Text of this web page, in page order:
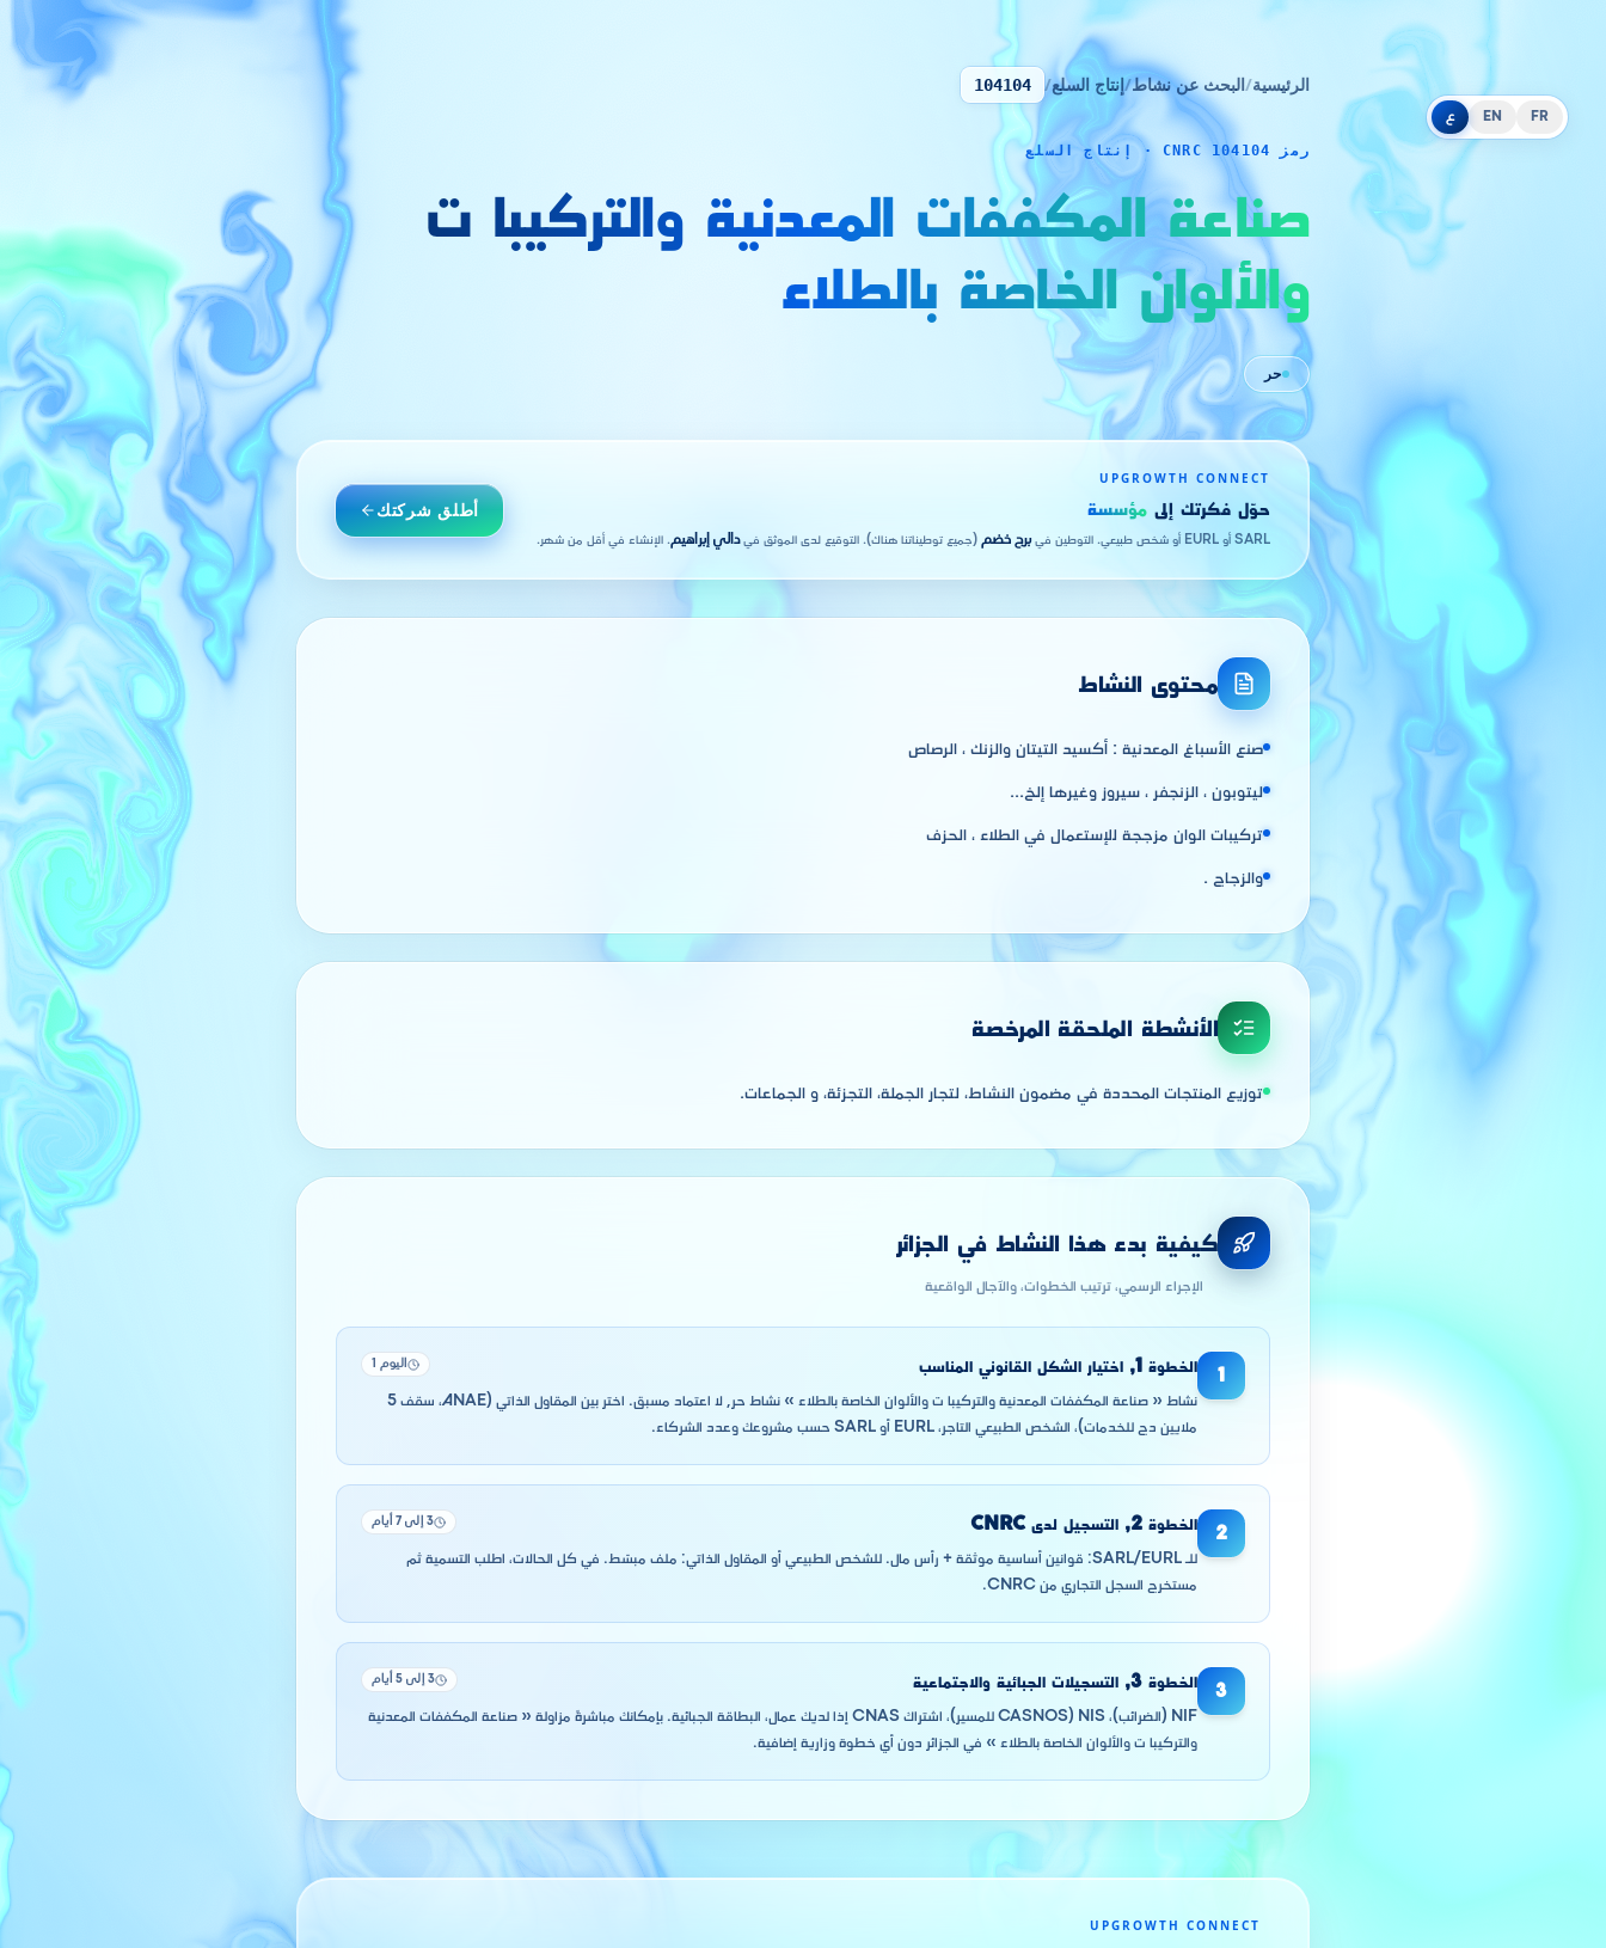
FR
EN ع
الرئيسية/البحث عن نشاط/إنتاج السلع/
104104
رمز CNRC 104104 · إنتاج السلع
صناعة المكففات المعدنية والتركيبا ت
والألوان الخاصة بالطلاء
حر
UPGROWTH CONNECT
حوّل فكرتك إلى مؤسسة
SARL أو EURL أو شخص طبيعي. التوطين في برج خضم (جميع توطيناتنا هناك). التوقيع لدى الموثق فيدالي إبراهيم. الإنشاء في أقل من شهر.
أطلق شركتك
محتوى النشاط
صنع الأسباغ المعدنية : أكسيد التيتان والزنك ، الرصاص
ليتوبون ، الزنجفر ، سيروز وغيرها إلخ...
تركيبات الوان مزججة للإستعمال في الطلاء ، الحزف
والزجاج .
الأنشطة الملحقة المرخصة
توزيع المنتجات المحددة في مضمون النشاط، لتجار الجملة، التجزئة، و الجماعات.
كيفية بدء هذا النشاط في الجزائر
الإجراء الرسمي، ترتيب الخطوات، والآجال الواقعية
1 الخطوة 1
, اختيار الشكل القانوني المناسب اليوم 1
نشاط « صناعة المكففات المعدنية والتركيبا ت والألوان الخاصة بالطلاء » نشاط حر, لا اعتماد مسبق. اختر بين المقاول الذاتي (ANAE، سقف 5
ملايين دج للخدمات)، الشخص الطبيعي التاجر، EURL أو SARL حسب مشروعك وعدد الشركاء.
2 الخطوة 2
, التسجيل لدى CNRC 3 إلى 7 أيام
للـ SARL/EURL: قوانين أساسية موثقة + رأس مال. للشخص الطبيعي أو المقاول الذاتي: ملف مبسّط. في كل الحالات، اطلب التسمية ثم
مستخرج السجل التجاري من CNRC.
3 الخطوة 3
, التسجيلات الجبائية والاجتماعية 3 إلى 5 أيام
NIF (الضرائب)، NIS (CASNOS للمسير)، اشتراك CNAS إذا لديك عمال، البطاقة الجبائية. بإمكانك مباشرةً مزاولة « صناعة المكففات المعدنية
والتركيبا ت والألوان الخاصة بالطلاء » في الجزائر دون أي خطوة وزارية إضافية.
UPGROWTH CONNECT